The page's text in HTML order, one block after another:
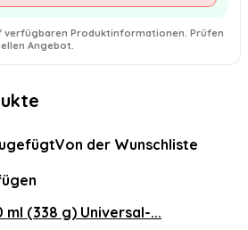
verfügbaren Produktinformationen. Prüfen
Angebot.
Von der Wunschliste